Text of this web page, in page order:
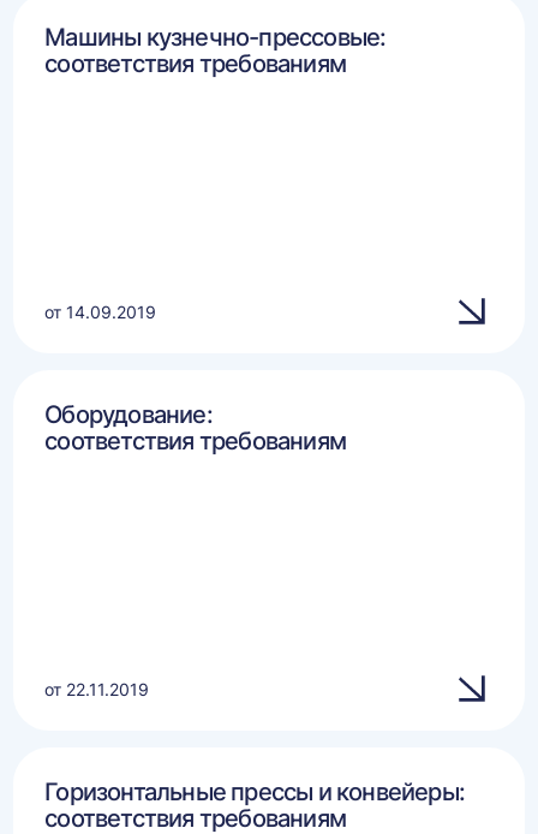
Машины кузнечно-прессовые:
соответствия требованиям
от 14.09.2019
Оборудование:
соответствия требованиям
от 22.11.2019
Горизонтальные прессы и конвейеры:
соответствия требованиям